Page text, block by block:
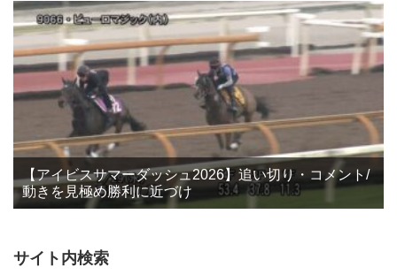
【アイビスサマーダッシュ2026】追い切り・コメント/
動きを見極め勝利に近づけ
サイト内検索